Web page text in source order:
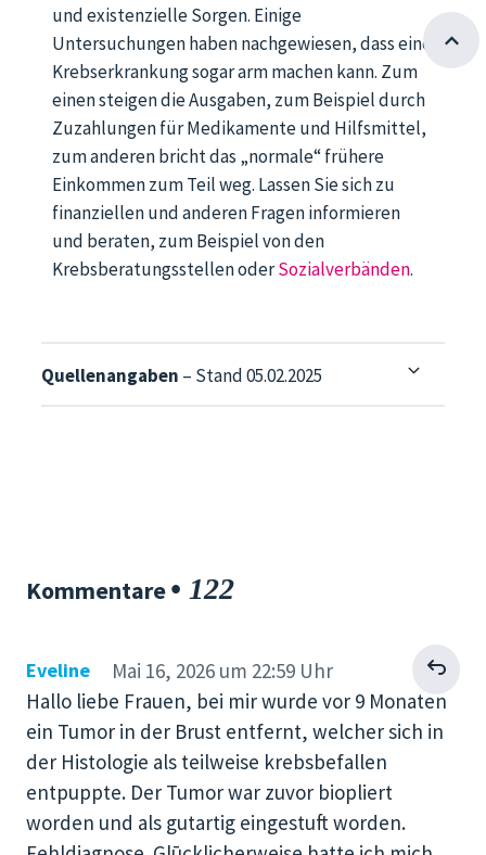
und existenzielle Sorgen. Einige
Untersuchungen haben nachgewiesen, dass eine
Krebserkrankung sogar arm machen kann. Zum
einen steigen die Ausgaben, zum Beispiel durch
Zuzahlungen für Medikamente und Hilfsmittel,
zum anderen bricht das „normale“ frühere
Einkommen zum Teil weg. Lassen Sie sich zu
finanziellen und anderen Fragen informieren
und beraten, zum Beispiel von den
Krebsberatungsstellen oderSozialverbänden.
Quellenangaben – Stand 05.02.2025
Kommentare• 122
Eveline
Mai 16, 2026 um 22:59 Uhr
Hallo liebe Frauen, bei mir wurde vor 9 Monaten
ein Tumor in der Brust entfernt, welcher sich in
der Histologie als teilweise krebsbefallen
entpuppte. Der Tumor war zuvor biopliert
worden und als gutartig eingestuft worden.
Antworten